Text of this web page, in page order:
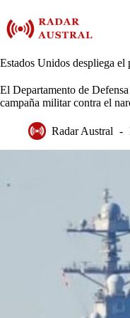
contenido
Estados Unidos despliega el
El Departamento de
campaña militar contra el
Radar Austral